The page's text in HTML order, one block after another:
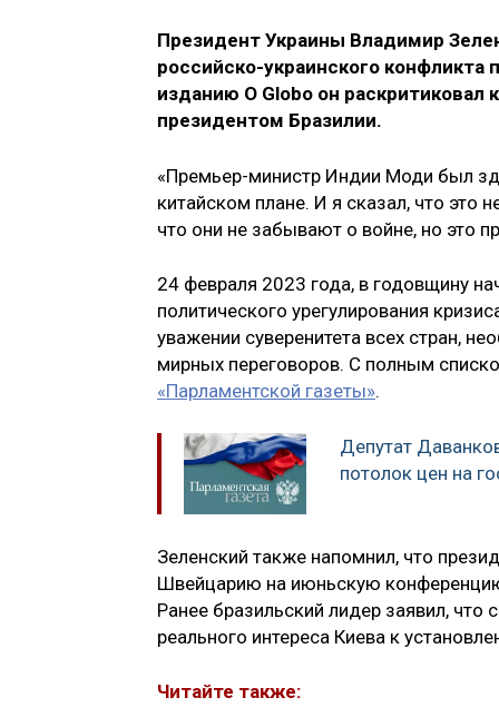
Президент Украины Владимир
российско-украинского
изданию O Globo он
президентом Бразилии.
«Премьер-министр Индии Моди был
китайском плане. И я сказал, что это
что они не забывают о войне, но это
24 февраля 2023 года, в годовщину
политического урегулирования
уважении суверенитета всех стран,
мирных переговоров. С полным
«Парламентской газеты».
Депутат
потолок цен на
Зеленский также напомнил, что
Швейцарию на июньскую конференцию
Ранее бразильский лидер заявил, что
реального интереса Киева к
Читайте также: